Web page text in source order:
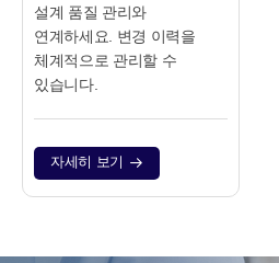
설계 품질 관리와
연계하세요. 변경 이력을
체계적으로 관리할 수
있습니다.
자세히 보기